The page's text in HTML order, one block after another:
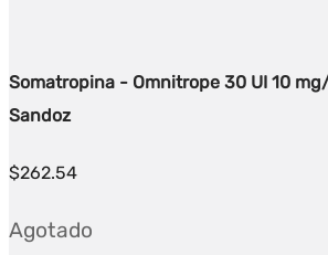
Somatropina - Omnitrope 30 UI 10
Sandoz
$262.54
Agotado